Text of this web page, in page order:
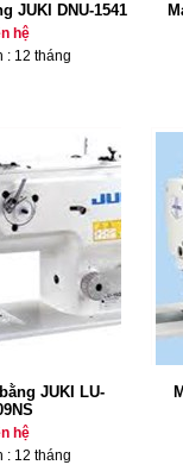
JUKI DNU-1541
hệ
: 12 tháng
JUKI LU-
hệ
: 12 tháng